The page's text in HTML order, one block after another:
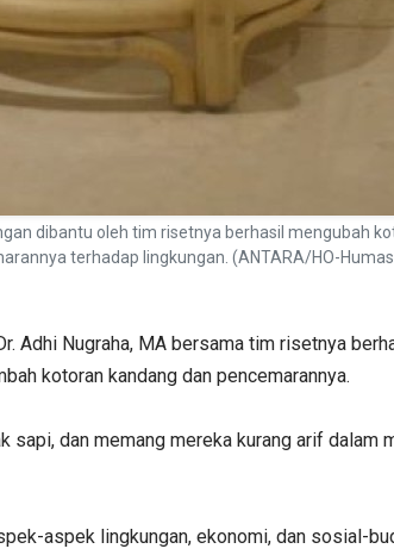
dibantu oleh tim risetnya berhasil
terhadap lingkungan. (ANTARA/HO-
Adhi Nugraha, MA bersama tim risetnya
kotoran kandang dan pencemarannya.
dan memang mereka kurang arif dalam
aspek lingkungan, ekonomi, dan sosial-